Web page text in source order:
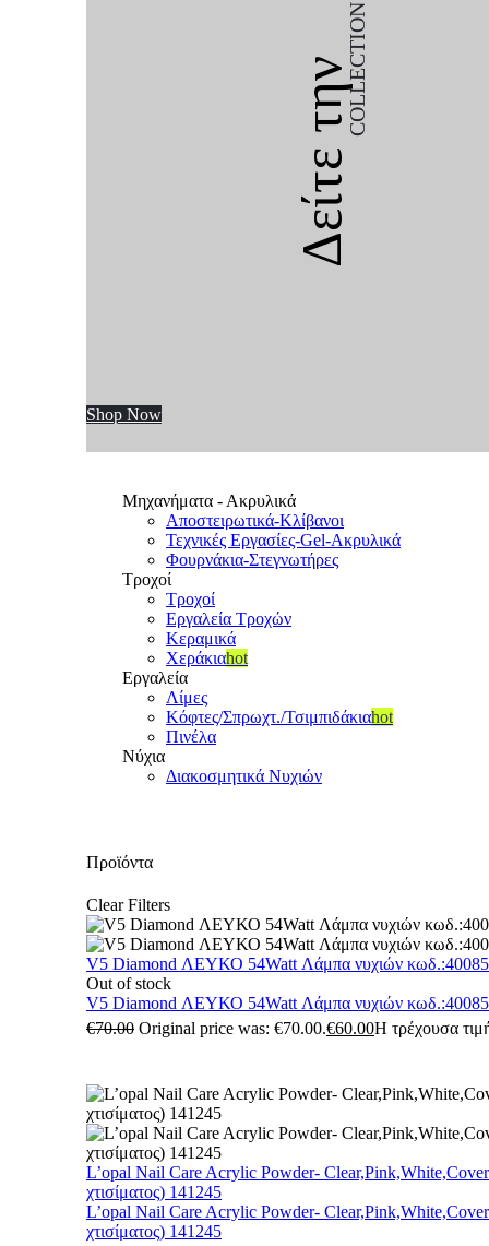
Δείτε τηνCOLLECTION
Shop Now
Μηχανήματα - Ακρυλικά
Αποστειρωτικά-Κλίβανοι
Τεχνικές Εργασίες-Gel-Ακρυλικά
Φουρνάκια-Στεγνωτήρες
Τροχοί
Τροχοί
Εργαλεία Τροχών
Κεραμικά
Χεράκιαhot
Εργαλεία
Λίμες
Κόφτες/Σπρωχτ./Τσιμπιδάκιαhot
Πινέλα
Νύχια
Διακοσμητικά Νυχιών
Προϊόντα
Clear Filters
V5 Diamond ΛΕΥΚΟ 54Watt Λάμπα νυχιών
Out of stock
V5 Diamond ΛΕΥΚΟ 54Watt Λάμπα νυχιών
€70.00 Original price was: €70.00.€60.00Η τρέχουσα
L’opal Nail Care Acrylic Powder-
χτισίματος) 141245
L’opal Nail Care Acrylic Powder-
χτισίματος) 141245